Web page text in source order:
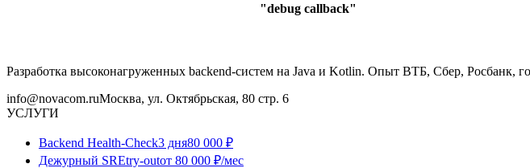
"debug callback"
Разработка высоконагруженных backend-систем на Java и Kotlin. Опыт ВТБ, Сбер, Росбанк,
info@novacom.ruМосква, ул. Октябрьская, 80 стр. 6
УСЛУГИ
Backend Health-Check3 дня80 000 ₽
Дежурный SREtry-outот 80 000 ₽/мес